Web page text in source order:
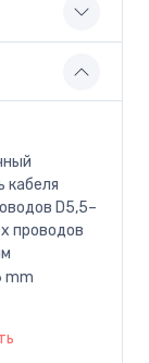
кабеля
D5,5–
проводов
mm